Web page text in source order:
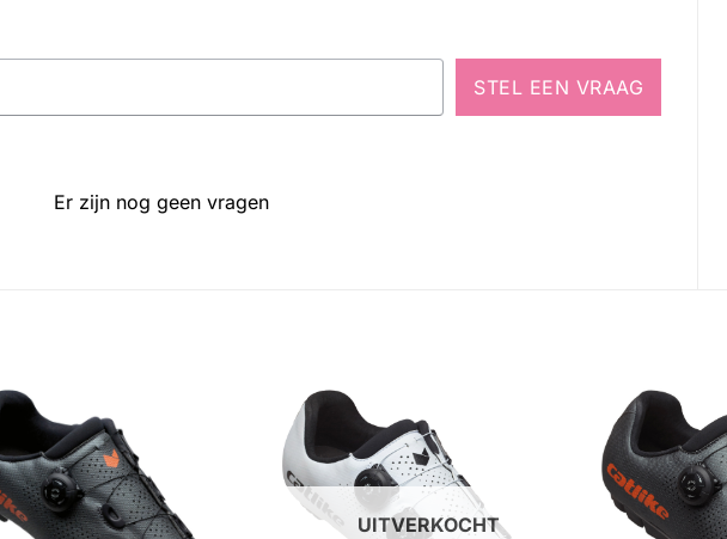
STEL EEN VRAAG
Er zijn nog geen vragen
UITVERKOCHT